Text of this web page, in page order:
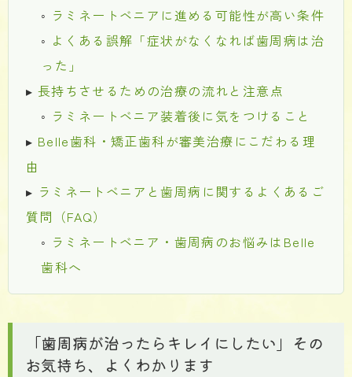
◦ ラミネートベニアに進める可能性が高い条件
◦ よくある誤解「症状がなくなれば歯周病は治
った」
▸ 長持ちさせるための治療の流れと注意点
◦ ラミネートベニア装着後に気をつけること
▸ Belle歯科・矯正歯科が審美治療にこだわる理
由
▸ ラミネートベニアと歯周病に関するよくあるご
質問（FAQ）
◦ ラミネートベニア・歯周病のお悩みはBelle
歯科へ
「歯周病が治ったらキレイにしたい」その
お気持ち、よくわかります